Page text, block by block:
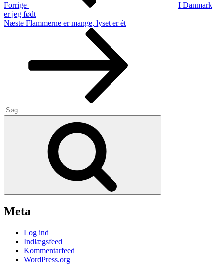
Forrige
I Danmark
er jeg født
Næste
Næste Flammerne er mange, lyset er ét
Søg
efter:
Meta
Log ind
Indlægsfeed
Kommentarfeed
WordPress.org